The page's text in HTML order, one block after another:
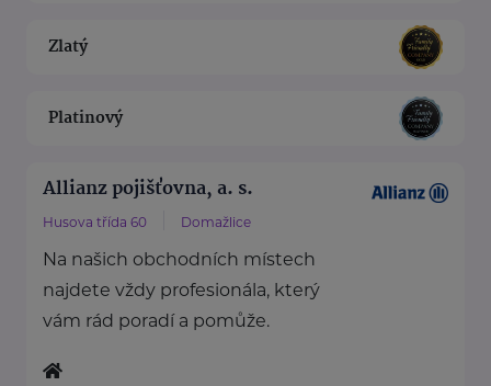
Zlatý
Platinový
Allianz pojišťovna, a. s.
Husova třída 60 Domažlice
Na našich obchodních místech
najdete vždy profesionála, který
vám rád poradí a pomůže.